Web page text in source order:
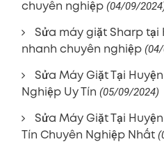
chuyên nghiệp (04/09/
Sửa máy giặt Sharp tại
nhanh chuyên nghiệp
Sửa Máy Giặt Tại
Nghiệp Uy Tín (05/09/2024)
Sửa Máy Giặt Tại
Tín Chuyên Nghiệp Nhất